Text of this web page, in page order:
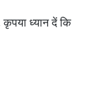
ध्यान दें कि